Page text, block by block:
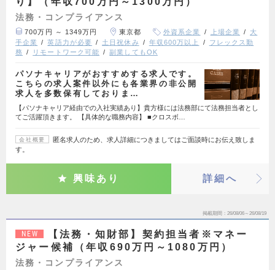
法務・コンプライアンス
700万円 ～ 1349万円 東京都 外資系企業 上場企業
大
手企業
英語力が必要 土日祝休み 年収600万以上
フレックス勤
務
リモートワーク可能 副業してもOK
パソナキャリアがおすすめする求人です。
こちらの求人案件以外にも各業界の非公開
求人を多数保有しておりま…
【パソナキャリア経由での入社実績あり】貴方様には法務部にて法務担当者とし
てご活躍頂きます。 【具体的な職務内容】 ■クロスボ…
会社概要
匿名求人のため、求人詳細につきましてはご面談時にお伝え致しま
す。
興味あり 詳細へ
掲載期間 26/08/06～26/08/19
NEW
【法務・知財部】契約担当者※マネー
ジャー候補（年収690万円～1080万円）
法務・コンプライアンス